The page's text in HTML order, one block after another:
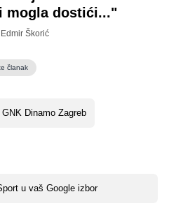
mogla dostići..."
Edmir Škorić
članak
GNK Dinamo Zagreb
u vaš Google izbor